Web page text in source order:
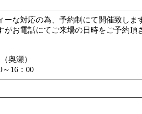
な対応の為、予約制にて開催致しま
がお電話にてご来場の日時をご予約頂
奥瀬）
～16：00